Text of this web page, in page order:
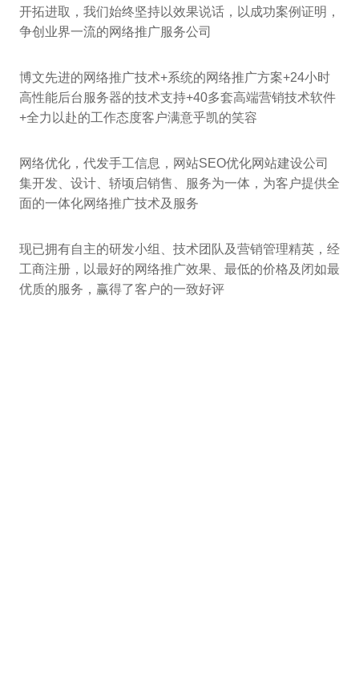
开拓进取，我们始终坚持以效果说话，以成功案例证明，
争创业界一流的网络推广服务公司
博文先进的网络推广技术+系统的网络推广方案+24小时
高性能后台服务器的技术支持+40多套高端营销技术软件
+全力以赴的工作态度客户满意乎凯的笑容
网络优化，代发手工信息，网站SEO优化网站建设公司
集开发、设计、轿顷启销售、服务为一体，为客户提供全
面的一体化网络推广技术及服务
现已拥有自主的研发小组、技术团队及营销管理精英，经
工商注册，以最好的网络推广效果、最低的价格及闭如最
优质的服务，赢得了客户的一致好评